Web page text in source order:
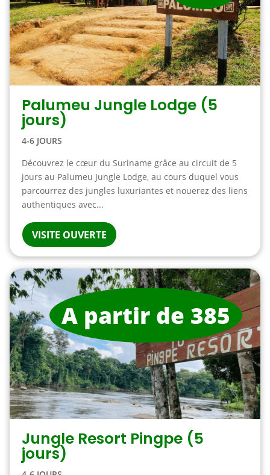
Palumeu Jungle Lodge (5
jours)
4-6 JOURS
Découvrez le cœur du Suriname grâce au circuit de 5
jours au Palumeu Jungle Lodge, au cours duquel vous
parcourrez des jungles luxuriantes et nouerez des liens
authentiques avec...
VISITE OUVERTE
Jungle Resort Pingpe (5
jours)
A partir de 385